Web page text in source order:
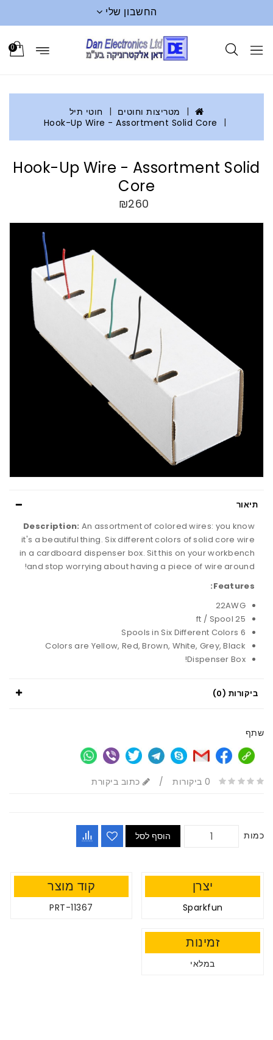
החשבון שלי
0
מטריצות וחוטים
חוטי תיל
Hook-Up Wire - Assortment Solid Core
Hook-Up Wire - Assortment Solid
Core
₪260
תיאור
Description: An assortment of colored wires: you know
it's a beautiful thing. Six different colors of solid core wire
in a cardboard dispenser box. Sit this on your workbench
and stop worrying about having a piece of wire around!
Features:
22AWG
25 ft / Spool
6 Spools in Six Different Colors
Colors are Yellow, Red, Brown, White, Grey, Black
Dispenser Box!
ביקורות (0)
שתף
0 ביקורות / כתוב ביקורת
כמות הוסף לסל
יצרן
Sparkfun
קוד מוצר
PRT-11367
זמינות
במלאי